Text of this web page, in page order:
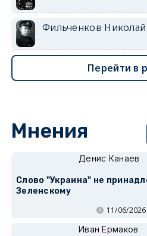
Фильченков
Перейти в
Мнения
Денис Канаев
Слово "Украина" не
Зеленскому
11/06/
Иван Ермаков